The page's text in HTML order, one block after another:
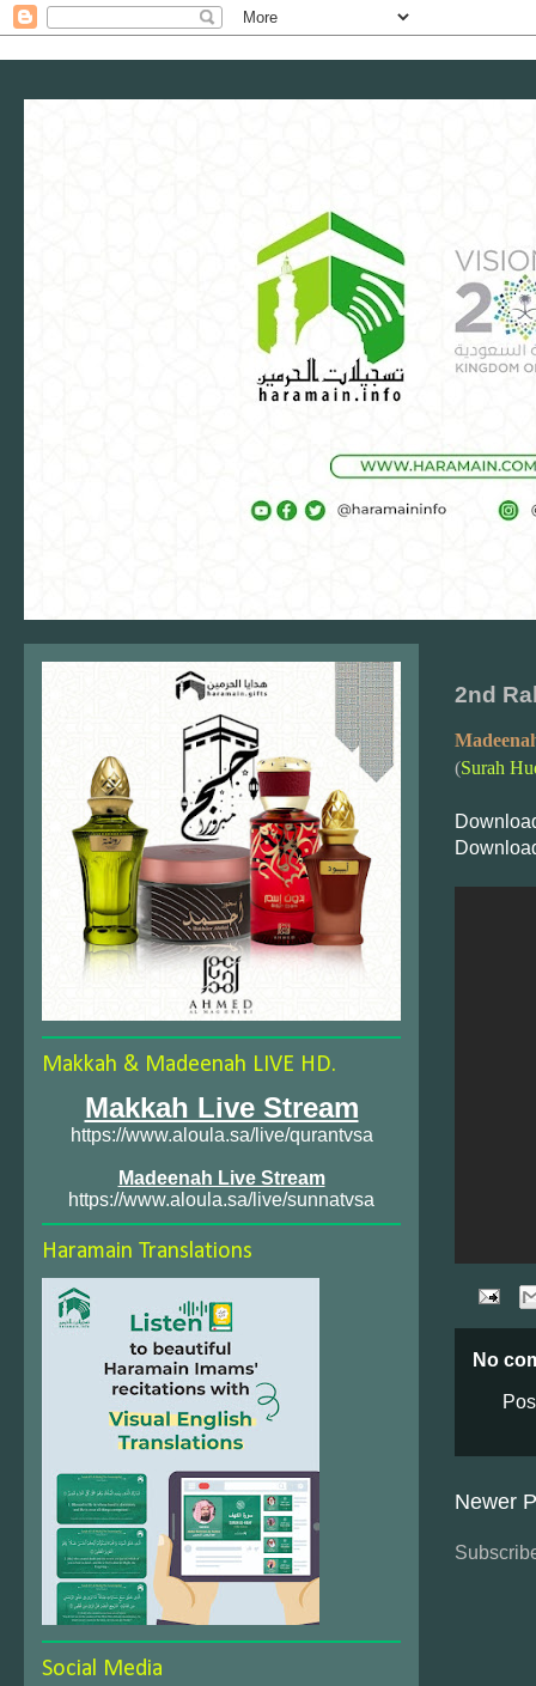
2nd
(Surah
No
Newer
Makkah & Madeenah LIVE HD.
Makkah Live Stream
https://www.aloula.sa/live/qurantvsa
Madeenah Live Stream
https://www.aloula.sa/live/sunnatvsa
Haramain Translations
Social Media